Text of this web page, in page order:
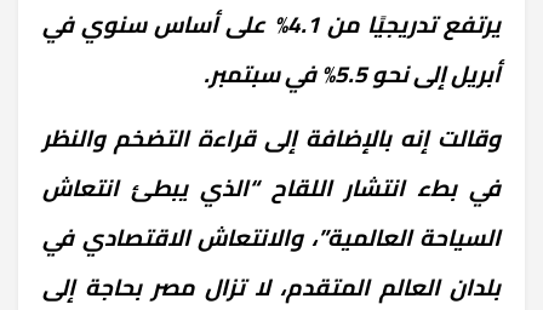
يرتفع تدريجيًا من 4.1% على أساس سنوي في
أبريل إلى نحو 5.5% في سبتمبر.
وقالت إنه بالإضافة إلى قراءة التضخم والنظر
في بطء انتشار اللقاح “الذي يبطئ انتعاش
السياحة العالمية”، والانتعاش الاقتصادي في
بلدان العالم المتقدم، لا تزال مصر بحاجة إلى